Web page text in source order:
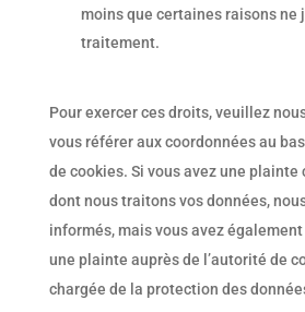
moins que certaines raisons ne
traitement.
Pour exercer ces droits, veuillez
vous référer aux coordonnées au
de cookies. Si vous avez une
dont nous traitons vos données,
informés, mais vous avez
une plainte auprès de l’autorité de
chargée de la protection des